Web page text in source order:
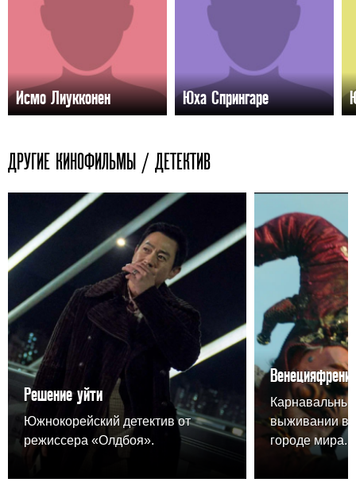
Исмо Лиукконен Юха Спрингаре
ДРУГИЕ КИНОФИЛЬМЫ / ДЕТЕКТИВ
Решение уйти
Южнокорейский детектив от
режиссера «Олдбоя».
выживании в
городе мира.